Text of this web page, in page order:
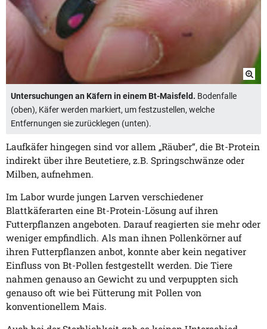
Untersuchungen an Käfern in einem Bt-Maisfeld. Bodenfalle
(oben), Käfer werden markiert, um festzustellen, welche
Entfernungen sie zurücklegen (unten).
Laufkäfer hingegen sind vor allem „Räuber“, die Bt-Protein
indirekt über ihre Beutetiere, z.B. Springschwänze oder
Milben, aufnehmen.
Im Labor wurde jungen Larven verschiedener
Blattkäferarten eine Bt-Protein-Lösung auf ihren
Futterpflanzen angeboten. Darauf reagierten sie mehr oder
weniger empfindlich. Als man ihnen Pollenkörner auf
ihren Futterpflanzen anbot, konnte aber kein negativer
Einfluss von Bt-Pollen festgestellt werden. Die Tiere
nahmen genauso an Gewicht zu und verpuppten sich
genauso oft wie bei Fütterung mit Pollen von
konventionellem Mais.